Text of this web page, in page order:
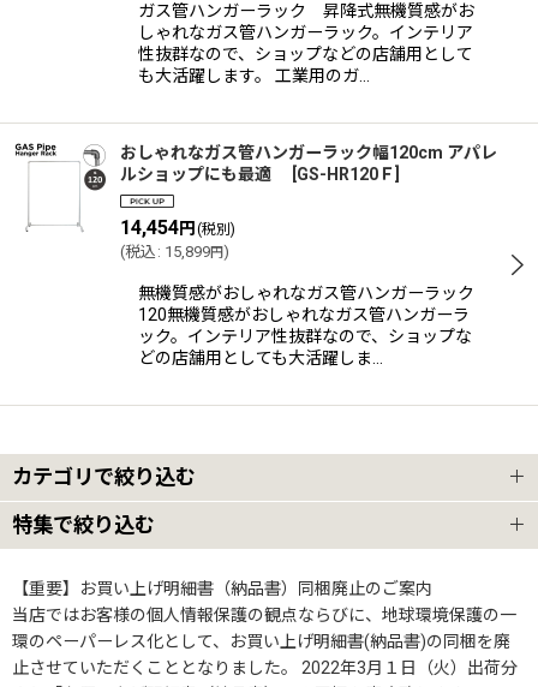
ガス管ハンガーラック 昇降式無機質感がお
しゃれなガス管ハンガーラック。インテリア
性抜群なので、ショップなどの店舗用として
も大活躍します。 工業用のガ…
おしゃれなガス管ハンガーラック幅120cm アパレ
ルショップにも最適
GS-HR120Ｆ
14,454円 (税別)
(税込 : 15,899円)
無機質感がおしゃれなガス管ハンガーラック
120無機質感がおしゃれなガス管ハンガーラ
ック。インテリア性抜群なので、ショップな
どの店舗用としても大活躍しま…
カテゴリで絞り込む
業務用ハンガーラック
業務用Z型ハンガーラック
業務用Wハンガーラック
特集で絞り込む
ハンガーラック4本セット
ハンガーラック3本セット
【重要】お買い上げ明細書（納品書）同梱廃止のご案内
当店ではお客様の個人情報保護の観点ならびに、地球環境保護の一
環のペーパーレス化として、お買い上げ明細書(納品書)の同梱を廃
止させていただくこととなりました。 2022年3月１日（火）出荷分